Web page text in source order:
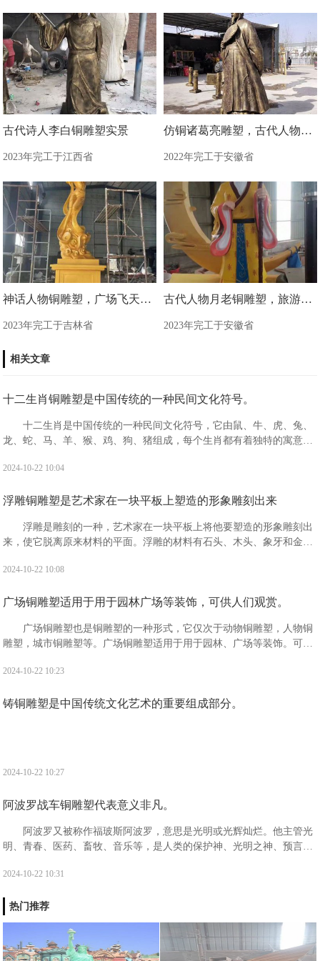
古代诗人李白铜雕塑实景
2023年完工于江西省
仿铜诸葛亮雕塑，古代人物雕塑
2022年完工于安徽省
神话人物铜雕塑，广场飞天铜雕塑制造商
2023年完工于吉林省
古代人物月老铜雕塑，旅游区景观雕塑
2023年完工于安徽省
相关文章
十二生肖铜雕塑是中国传统的一种民间文化符号。
十二生肖是中国传统的一种民间文化符号，它由鼠、牛、虎、兔、
龙、蛇、马、羊、猴、鸡、狗、猪组成，每个生肖都有着独特的寓意和
子孙繁衍，家业兴旺的象征。有生生不息，繁盛不衰之吉祥寓意。
2024-10-22 10:04
浮雕铜雕塑是艺术家在一块平板上塑造的形象雕刻出来
浮雕是雕刻的一种，艺术家在一块平板上将他要塑造的形象雕刻出
来，使它脱离原来材料的平面。浮雕的材料有石头、木头、象牙和金属
时也指表现形式。
2024-10-22 10:08
广场铜雕塑适用于用于园林广场等装饰，可供人们观赏。
广场铜雕塑也是铜雕塑的一种形式，它仅次于动物铜雕塑，人物铜
雕塑，城市铜雕塑等。广场铜雕塑适用于用于园林、广场等装饰。可供
2024-10-22 10:23
铸铜雕塑是中国传统文化艺术的重要组成部分。
2024-10-22 10:27
阿波罗战车铜雕塑代表意义非凡。
阿波罗又被称作福玻斯阿波罗，意思是光明或光辉灿烂。他主管光
明、青春、医药、畜牧、音乐等，是人类的保护神、光明之神、预言之
斯特利亚的一座浮岛提洛岛之上。
2024-10-22 10:31
热门推荐